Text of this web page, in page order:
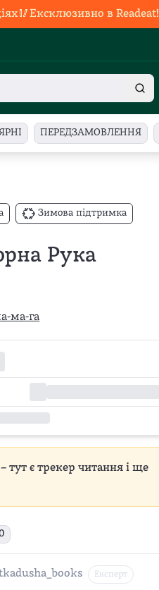
в Readeat!
ПЕРЕДЗАМОВЛЕННЯ
Зимова підтримка
Рука
ма-га
тут є трекер читання і ще
Експерт